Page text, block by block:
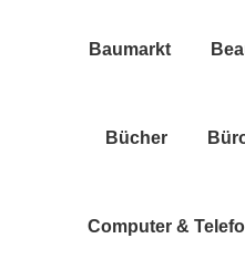
Bau­markt
Bücher
Com­pu­ter &